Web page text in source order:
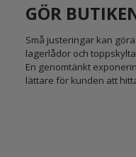
GÖR
Små justeringar kan
lagerlådor och
En genomtänkt
lättare för kunden att